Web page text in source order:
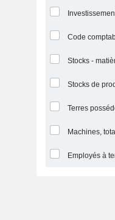
Stocks -
Stocks de
Terres
Machines, total
Employés à